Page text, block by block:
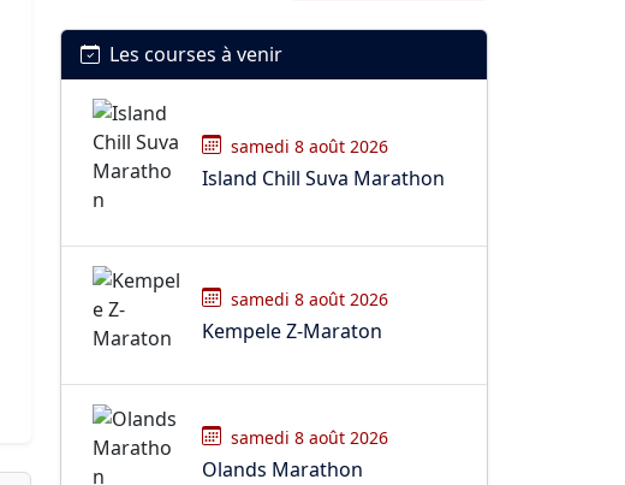
Les courses à venir
samedi 8 août 2026
Island Chill Suva Marathon
samedi 8 août 2026
Kempele Z-Maraton
samedi 8 août 2026
Olands Marathon